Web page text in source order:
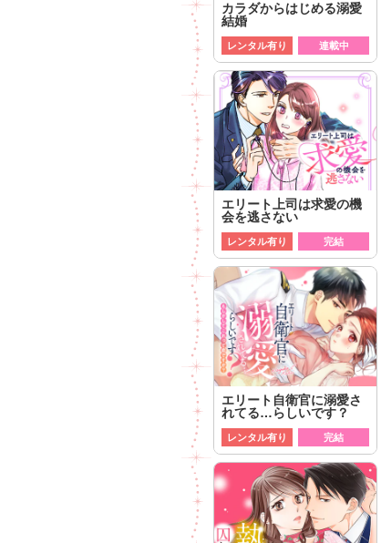
カラダからはじめる溺愛
結婚
レンタル有り 連載中
エリート上司は求愛の機
会を逃さない
レンタル有り 完結
エリート自衛官に溺愛さ
れてる…らしいです？
レンタル有り 完結